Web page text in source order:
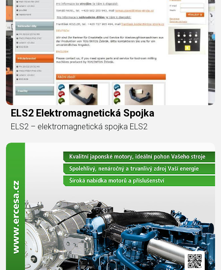
ELS2 Elektromagnetická Spojka
ELS2 – elektromagnetická spojka ELS2